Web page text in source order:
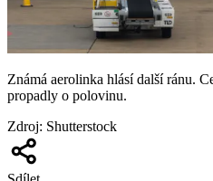
Známá aerolinka hlásí další ránu.
propadly o polovinu.
Zdroj: Shutterstock